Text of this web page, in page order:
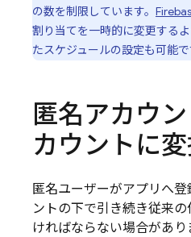
の数を制限しています。
割り当てを一時的に変更する
たスケジュールの設定も可能で
匿名アカウ
カウントに
匿名ユーザーがアプリへ
ントの下で引き続き従来
ければならない場合があ